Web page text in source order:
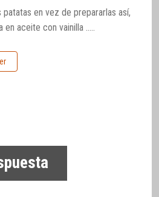
patatas en vez de prepararlas así,
en aceite con vainilla …..